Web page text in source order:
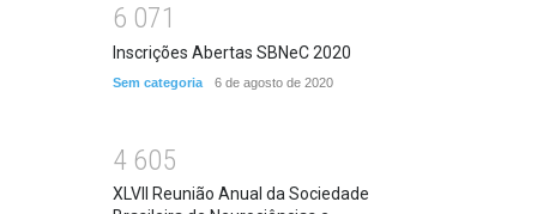
6 071
Inscrições Abertas SBNeC 2020
Sem categoria 6 de agosto de 2020
4 605
XLVII Reunião Anual da Sociedade